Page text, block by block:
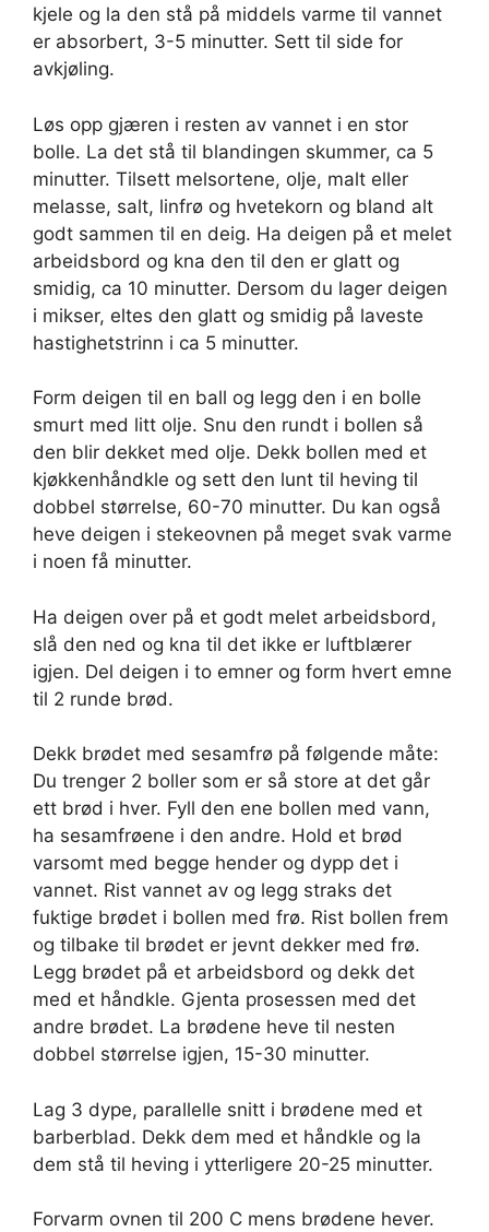
kjele og la den stå på middels varme til vannet
er absorbert, 3-5 minutter. Sett til side for
avkjøling.
Løs opp gjæren i resten av vannet i en stor
bolle. La det stå til blandingen skummer, ca 5
minutter. Tilsett melsortene, olje, malt eller
melasse, salt, linfrø og hvetekorn og bland alt
godt sammen til en deig. Ha deigen på et melet
arbeidsbord og kna den til den er glatt og
smidig, ca 10 minutter. Dersom du lager deigen
i mikser, eltes den glatt og smidig på laveste
hastighetstrinn i ca 5 minutter.
Form deigen til en ball og legg den i en bolle
smurt med litt olje. Snu den rundt i bollen så
den blir dekket med olje. Dekk bollen med et
kjøkkenhåndkle og sett den lunt til heving til
dobbel størrelse, 60-70 minutter. Du kan også
heve deigen i stekeovnen på meget svak varme
i noen få minutter.
Ha deigen over på et godt melet arbeidsbord,
slå den ned og kna til det ikke er luftblærer
igjen. Del deigen i to emner og form hvert emne
til 2 runde brød.
Dekk brødet med sesamfrø på følgende måte:
Du trenger 2 boller som er så store at det går
ett brød i hver. Fyll den ene bollen med vann,
ha sesamfrøene i den andre. Hold et brød
varsomt med begge hender og dypp det i
vannet. Rist vannet av og legg straks det
fuktige brødet i bollen med frø. Rist bollen frem
og tilbake til brødet er jevnt dekker med frø.
Legg brødet på et arbeidsbord og dekk det
med et håndkle. Gjenta prosessen med det
andre brødet. La brødene heve til nesten
dobbel størrelse igjen, 15-30 minutter.
Lag 3 dype, parallelle snitt i brødene med et
barberblad. Dekk dem med et håndkle og la
dem stå til heving i ytterligere 20-25 minutter.
Forvarm ovnen til 200 C mens brødene hever.